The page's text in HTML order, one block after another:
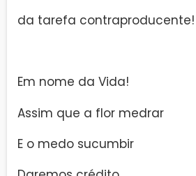
da tarefa contraproducente!
Em nome da Vida!
Assim que a flor medrar
E o medo sucumbir